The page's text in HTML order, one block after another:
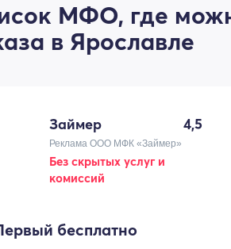
МФО, где
в Ярославле
Займер 4,5
Реклама ООО МФК «Займер»
Без скрытых услуг и
комиссий
бесплатно